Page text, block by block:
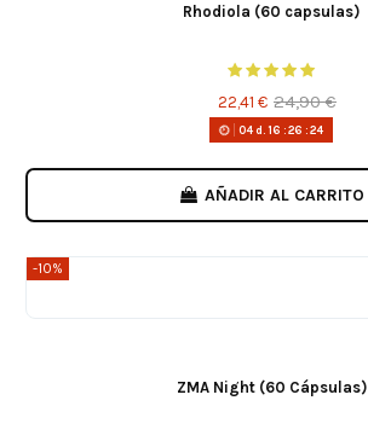
Rhodiola (60 capsulas)
22,41 € 24,90 €
04d. 16 :26 :24
AÑADIR AL CARRITO
-10%
ZMA Night (60 Cápsulas)